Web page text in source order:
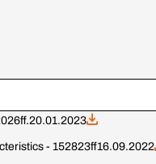
20.01.2023
- 152823ff16.09.2022